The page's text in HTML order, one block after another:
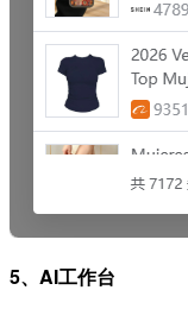
5、AI工作台